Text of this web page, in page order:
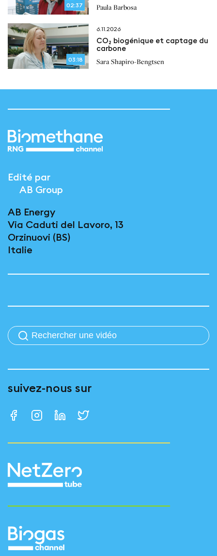
02:37
Paula Barbosa
03:18
6.11.2026
CO₂ biogénique et captage du
carbone
Sara Shapiro-Bengtsen
Edité par
AB Group
AB Energy
Via Caduti del Lavoro, 13
Orzinuovi (BS)
Italie
suivez-nous sur